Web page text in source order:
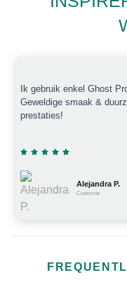
Ik gebruik enkel Ghost
Geweldige smaak &
prestaties!
Alejandra P.
Customer